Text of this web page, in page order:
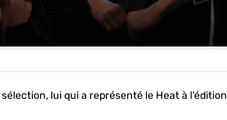
lui qui a représenté le Heat à l’édition